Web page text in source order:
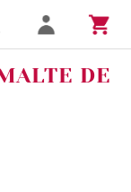
DE